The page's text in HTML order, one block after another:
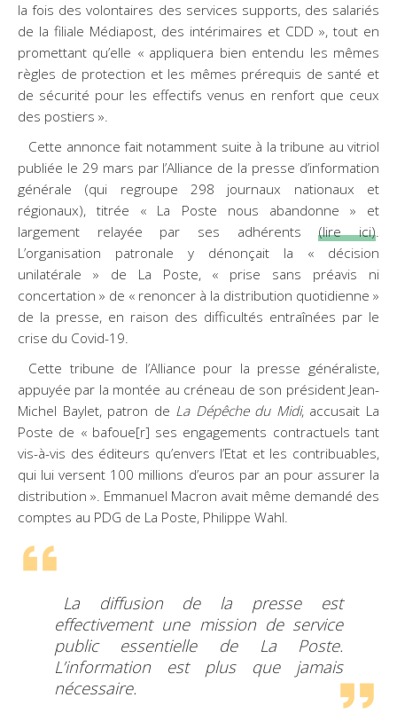
la fois des volontaires des services supports, des salariés
de la filiale Médiapost, des intérimaires et CDD », tout en
promettant qu’elle « appliquera bien entendu les mêmes
règles de protection et les mêmes prérequis de santé et
de sécurité pour les effectifs venus en renfort que ceux
des postiers ».
Cette annonce fait notamment suite à la tribune au vitriol
publiée le 29 mars par l’Alliance de la presse d’information
générale (qui regroupe 298 journaux nationaux et
régionaux), titrée « La Poste nous abandonne » et
largement relayée par ses adhérents(lire ici).
L’organisation patronale y dénonçait la « décision
unilatérale » de La Poste, « prise sans préavis ni
concertation » de « renoncer à la distribution quotidienne »
de la presse, en raison des difficultés entraînées par le
crise du Covid-19.
Cette tribune de l’Alliance pour la presse généraliste,
appuyée par la montée au créneau de son président Jean-
Michel Baylet, patron de La Dépêche du Midi, accusait La
Poste de « bafoue[r] ses engagements contractuels tant
vis-à-vis des éditeurs qu’envers l’Etat et les contribuables,
qui lui versent 100 millions d’euros par an pour assurer la
distribution ». Emmanuel Macron avait même demandé des
comptes au PDG de La Poste, Philippe Wahl.
La diffusion de la presse est
effectivement une mission de service
public essentielle de La Poste.
L’information est plus que jamais
nécessaire.